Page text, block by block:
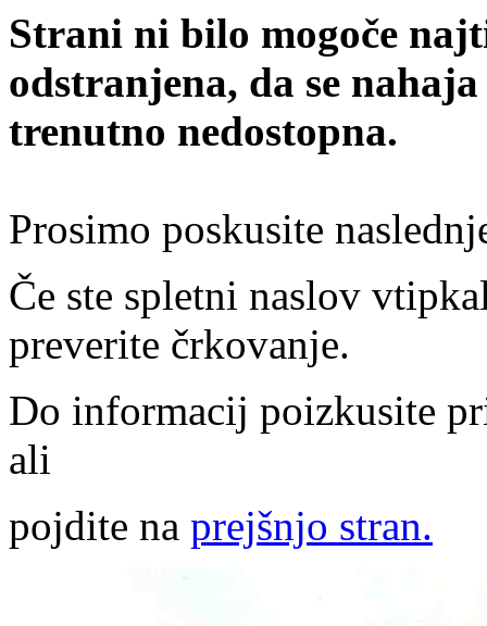
Strani ni bilo mogoče
odstranjena, da se
trenutno nedostopna.
Prosimo poskusite
Če ste spletni naslov
preverite črkovanje.
Do informacij poizkusite
ali
pojdite na prejšnjo stran.